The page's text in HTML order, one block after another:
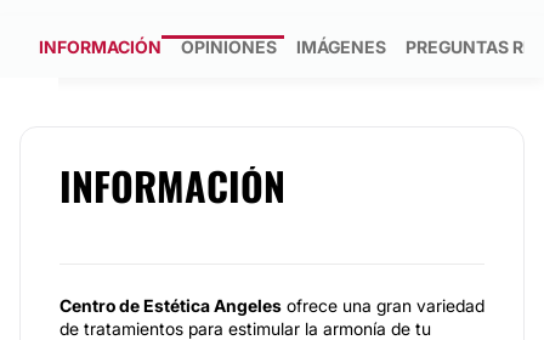
INFORMACIÓN OPINIONES IMÁGENES PREGUNTAS
INFORMACIÓN
Centro de Estética Angeles ofrece una gran variedad
de tratamientos para estimular la armonía de tu